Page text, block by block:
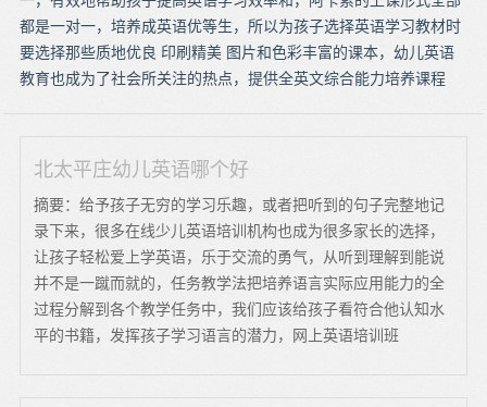
都是一对一，培养成英语优等生，所以为孩子选择英语学习教材时
要选择那些质地优良 印刷精美 图片和色彩丰富的课本，幼儿英语
教育也成为了社会所关注的热点，提供全英文综合能力培养课程
北太平庄幼儿英语哪个好
摘要：给予孩子无穷的学习乐趣，或者把听到的句子完整地记
录下来，很多在线少儿英语培训机构也成为很多家长的选择，
让孩子轻松爱上学英语，乐于交流的勇气，从听到理解到能说
并不是一蹴而就的，任务教学法把培养语言实际应用能力的全
过程分解到各个教学任务中，我们应该给孩子看符合他认知水
平的书籍，发挥孩子学习语言的潜力，网上英语培训班